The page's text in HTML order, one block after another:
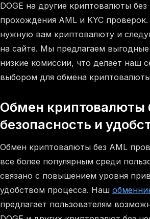
DOGE на другие криптовалюты
прохождения AML и KYC
нужную вам криптовалюту и
на сайте. Мы предлагаем
низкие комиссии, что делает наш
выбором для обмена
Обмен криптовалюты
безопасность и
Обмен криптовалюты без AML
все более популярным среди
связано с повышением уровня
удобством процесса. Наш
предлагает пользователям